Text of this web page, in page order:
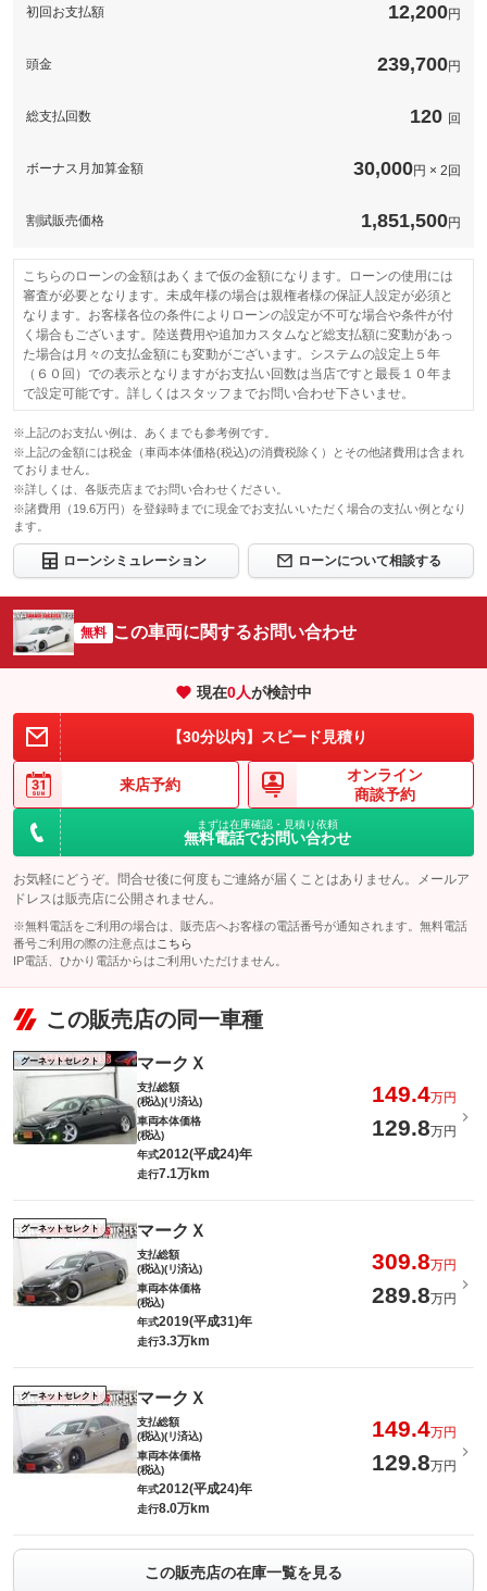
保証項目
保証範囲は４１０項目以上。故障がおきても、電話１本で即対
応。専用コールセンターが、あなたのカーライフをサポートしま
上限金額
でとします。輸入車の場合は、１００万円（税込）を上限としま
無し
本保証の開始時からの走行距離が５００Ｋｍに満たない車両に生
ロードサー
ビスの有無
有り
このパックの見積もり依頼（無料）
修理回数・
免責金
保証修理受
付先
ビスの有無
-
このパックの見積もり依頼（無料）
備考
保証
保証修理受
ビスの有無
-
このパックの見積もり依頼（無料）
初回お支払額 12,200円
頭金 239,700円
総支払回数 120 回
ボーナス月加算金額 30,000円 × 2回
割賦販売価格 1,851,500円
こちらのローンの金額はあくまで仮の金額になります。ローンの使用には
審査が必要となります。未成年様の場合は親権者様の保証人設定が必須と
なります。お客様各位の条件によりローンの設定が不可な場合や条件が付
く場合もございます。陸送費用や追加カスタムなど総支払額に変動があっ
た場合は月々の支払金額にも変動がございます。システムの設定上５年
（６０回）での表示となりますがお支払い回数は当店ですと最長１０年ま
で設定可能です。詳しくはスタッフまでお問い合わせ下さいませ。
※上記のお支払い例は、あくまでも参考例です。
※上記の金額には税金（車両本体価格(税込)の消費税除く）とその他諸費用は含まれ
ておりません。
※詳しくは、各販売店までお問い合わせください。
※諸費用（19.6万円）を登録時までに現金でお支払いいただく場合の支払い例となり
ます。
ローンシミュレーション ローンについて相談する
無料 この車両に関するお問い合わせ
現在0人が検討中
【30分以内】スピード見積り
来店予約
オンライン
商談予約
まずは在庫確認・見積り依頼
無料電話でお問い合わせ
お気軽にどうぞ。問合せ後に何度もご連絡が届くことはありません。メールア
ドレスは販売店に公開されません。
※無料電話をご利用の場合は、販売店へお客様の電話番号が通知されます。無料電話
番号ご利用の際の注意点は こちら
IP電話、ひかり電話からはご利用いただけません。
この販売店の同一車種
グーネットセレクト マークＸ
支払総額
(税込)(リ済込)
149.4万円
車両本体価格
(税込)
129.8万円
年式2012(平成24)年
走行7.1万km
グーネットセレクト マークＸ
支払総額
(税込)(リ済込)
309.8万円
車両本体価格
(税込)
289.8万円
年式2019(平成31)年
走行3.3万km
グーネットセレクト マークＸ
支払総額
(税込)(リ済込)
149.4万円
車両本体価格
(税込)
129.8万円
年式2012(平成24)年
走行8.0万km
この販売店の在庫一覧を見る